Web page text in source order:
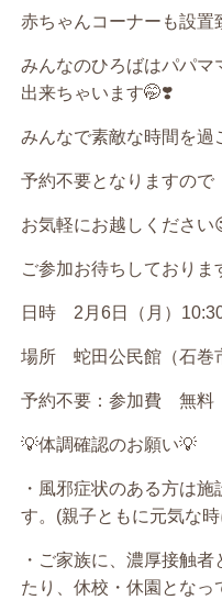
赤ちゃんコーナーも設置
みんなのひろばはパパマ
出来ちゃいます🤭❣️
みんなで素敵な時間を過
予約不要となりますので
お気軽にお越しください
ご参加お待ちしておりま
日時 2 月 6日（月）
場所 蛇田公民館（石巻
予約不要：参加費 無料
💡体調確認のお願い💡
・風邪症状のある方は
す。 (親子ともに元気な
・ご家族に、濃厚接触
たり、休校・休園とな